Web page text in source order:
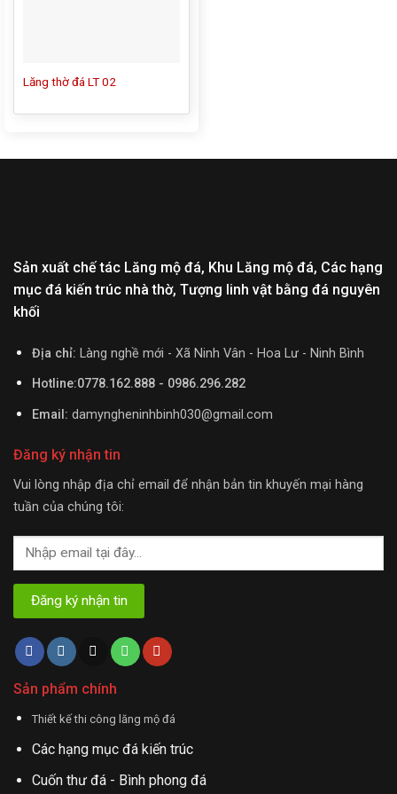
Lăng thờ đá LT 02
Sản xuất chế tác Lăng mộ đá, Khu Lăng mộ đá, Các hạng
mục đá kiến trúc nhà thờ, Tượng linh vật bằng đá nguyên
khối
Địa chỉ: Làng nghề mới - Xã Ninh Vân - Hoa Lư - Ninh Bình
Hotline:0778.162.888 - 0986.296.282
Email: damyngheninhbinh030@gmail.com
Đăng ký nhận tin
Vui lòng nhập địa chỉ email để nhận bản tin khuyến mại hàng
tuần của chúng tôi:
Sản phẩm chính
Thiết kế thi công lăng mộ đá
Các hạng mục đá kiến trúc
Cuốn thư đá - Bình phong đá